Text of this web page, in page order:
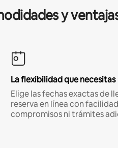
y
La flexibilidad que necesitas
Elige las fechas exactas de
reserva en línea con
compromisos ni trámites